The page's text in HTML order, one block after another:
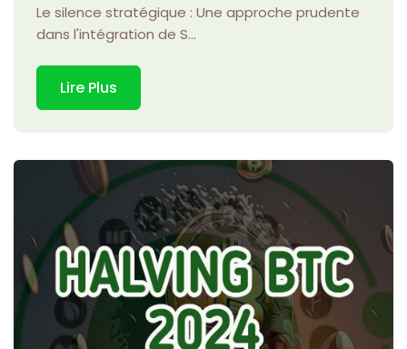
Le silence stratégique : Une approche prudente
dans l'intégration de S...
Lire Plus